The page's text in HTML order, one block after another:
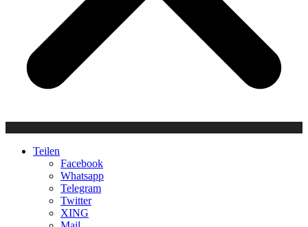
Teilen
Facebook
Whatsapp
Telegram
Twitter
XING